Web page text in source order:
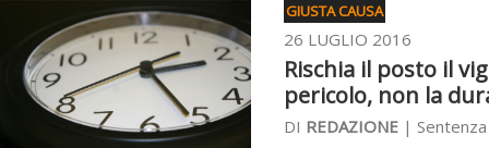
GIUSTA CAUSA
26 LUGLIO 2016
Rischia il posto il
pericolo, non la
DI REDAZIONE |